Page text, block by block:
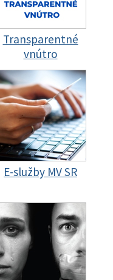
Transparentné
vnútro
E-služby MV SR